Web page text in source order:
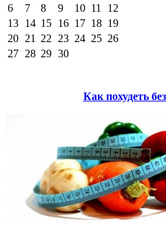
6
7 8 9 10 11
12
13 14 15 16 17 18 19
20 21 22 23 24 25 26
27 28 29 30
Как похудеть